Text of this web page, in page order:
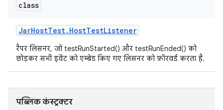
class
JarHostTest. HostTestListener
रैपर लिसनर, जो testRunStarted() और testRunEnded() को
छोड़कर सभी इवेंट को एम्बेड किए गए लिसनर को फ़ॉरवर्ड करता है.
पब्लिक कंस्ट्रक्टर